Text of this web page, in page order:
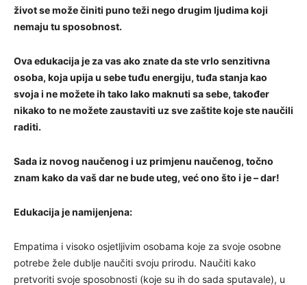
život se može činiti puno teži nego drugim ljudima koji
nemaju tu sposobnost.
Ova edukacija je za vas ako znate da ste vrlo senzitivna
osoba, koja upija u sebe tuđu energiju, tuđa stanja kao
svoja i ne možete ih tako lako maknuti sa sebe, također
nikako to ne možete zaustaviti uz sve zaštite koje ste naučili
raditi.
Sada iz novog naučenog i uz primjenu naučenog, točno
znam kako da vaš dar ne bude uteg, već ono što i je – dar!
Edukacija je namijenjena:
Empatima i visoko osjetljivim osobama koje za svoje osobne
potrebe žele dublje naučiti svoju prirodu. Naučiti kako
pretvoriti svoje sposobnosti (koje su ih do sada sputavale), u